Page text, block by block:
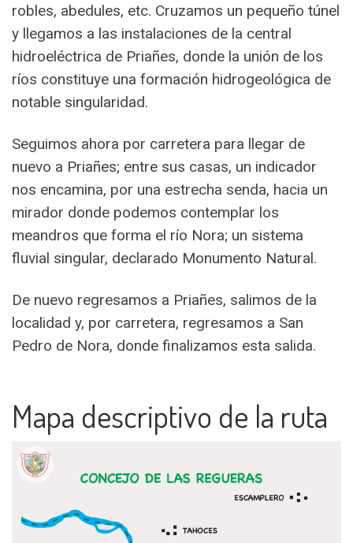
robles, abedules, etc. Cruzamos un pequeño túnel
y llegamos a las instalaciones de la central
hidroeléctrica de Priañes, donde la unión de los
ríos constituye una formación hidrogeológica de
notable singularidad.
Seguimos ahora por carretera para llegar de
nuevo a Priañes; entre sus casas, un indicador
nos encamina, por una estrecha senda, hacia un
mirador donde podemos contemplar los
meandros que forma el río Nora; un sistema
fluvial singular, declarado Monumento Natural.
De nuevo regresamos a Priañes, salimos de la
localidad y, por carretera, regresamos a San
Pedro de Nora, donde finalizamos esta salida.
Mapa descriptivo de la ruta